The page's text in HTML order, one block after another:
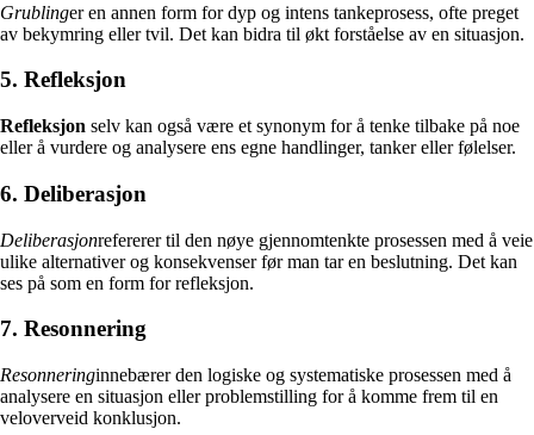
Grublinger en annen form for dyp og intens tankeprosess, ofte preget
av bekymring eller tvil. Det kan bidra til økt forståelse av en situasjon.
5. Refleksjon
Refleksjon selv kan også være et synonym for å tenke tilbake på noe
eller å vurdere og analysere ens egne handlinger, tanker eller følelser.
6. Deliberasjon
Deliberasjonrefererer til den nøye gjennomtenkte prosessen med å veie
ulike alternativer og konsekvenser før man tar en beslutning. Det kan
ses på som en form for refleksjon.
7. Resonnering
Resonneringinnebærer den logiske og systematiske prosessen med å
analysere en situasjon eller problemstilling for å komme frem til en
veloverveid konklusjon.